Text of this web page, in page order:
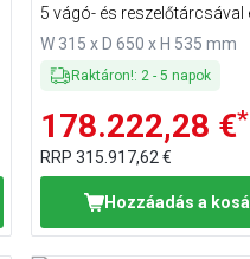
5 vágó- és reszelőtárcsával
W 315 x D 650 x H 535 mm
Raktáron!: 2 - 5 napok
178.222,28 €*
RRP 315.917,62 €
Hozzáadás a